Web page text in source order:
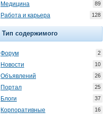
Медицина 89
Работа и карьера 128
Тип содержимого
Форум 2
Новости 10
Объявлений 26
Портал 25
Блоги 37
Корпоративные 16